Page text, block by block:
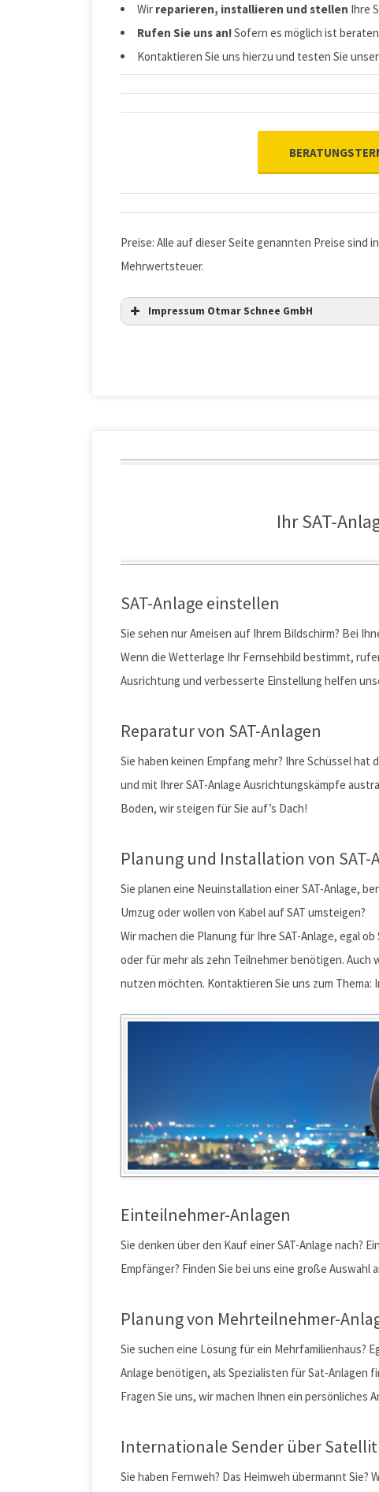
Wir reparieren, installieren und stellen Ihre
Rufen Sie uns an!Sofern es möglich ist
Kontaktieren Sie uns hierzu und testen Sie
Preise: Alle auf dieser Seite genannten Preise sind
Mehrwertsteuer.
Impressum Otmar Schnee GmbH
Ihr SAT-
SAT-Anlage einstellen
Sie sehen nur Ameisen auf Ihrem Bildschirm? Bei
Wenn die Wetterlage Ihr Fernsehbild bestimmt,
Ausrichtung und verbesserte Einstellung helfen
Reparatur von SAT-Anlagen
Sie haben keinen Empfang mehr? Ihre Schüssel
und mit Ihrer SAT-Anlage Ausrichtungskämpfe
Boden, wir steigen für Sie auf’s Dach!
Planung und Installation von SAT-
Sie planen eine Neuinstallation einer SAT-Anlage,
Umzug oder wollen von Kabel auf SAT umsteigen?
Wir machen die Planung für Ihre SAT-Anlage, egal
oder für mehr als zehn Teilnehmer benötigen.
nutzen möchten. Kontaktieren Sie uns zum Thema:
Einteilnehmer-Anlagen
Sie denken über den Kauf einer SAT-Anlage nach?
Empfänger? Finden Sie bei uns eine große
Planung von Mehrteilnehmer-
Sie suchen eine Lösung für ein Mehrfamilienhaus?
Anlage benötigen, als Spezialisten für Sat-Anlagen
Fragen Sie uns, wir machen Ihnen ein persönliches
Internationale Sender über
Sie haben Fernweh? Das Heimweh übermannt